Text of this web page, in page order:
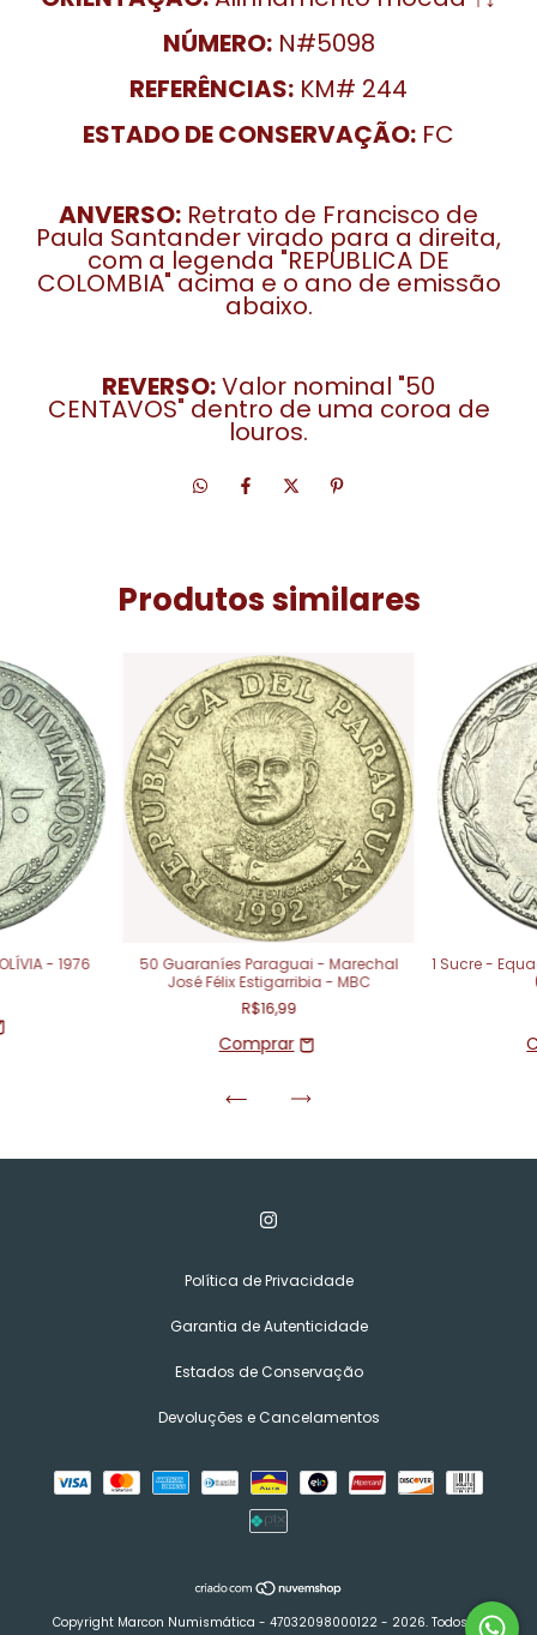
NÚMERO:N#5098
REFERÊNCIAS: KM# 244
ESTADO DE CONSERVAÇÃO: FC
ANVERSO: Retrato de Francisco de
Paula Santander virado para a direita,
com a legenda "REPUBLICA DE
COLOMBIA" acima e o ano de emissão
abaixo.
REVERSO:Valor nominal "50
CENTAVOS" dentro de uma coroa de
louros.
Produtos similares
- 1976
50 Guaraníes Paraguai - Marechal
José Félix Estigarribia - MBC
R$16,99
1 Sucre -
Política de Privacidade
Garantia de Autenticidade
Estados de Conservação
Devoluções e Cancelamentos
Copyright Marcon Numismática - 47032098000122 - 2026. Todos os